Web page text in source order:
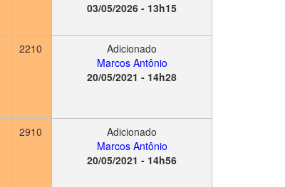
03/05/2026 - 13h15
2210
Adicionado
Marcos Antônio
20/05/2021 - 14h28
2910
Adicionado
Marcos Antônio
20/05/2021 - 14h56